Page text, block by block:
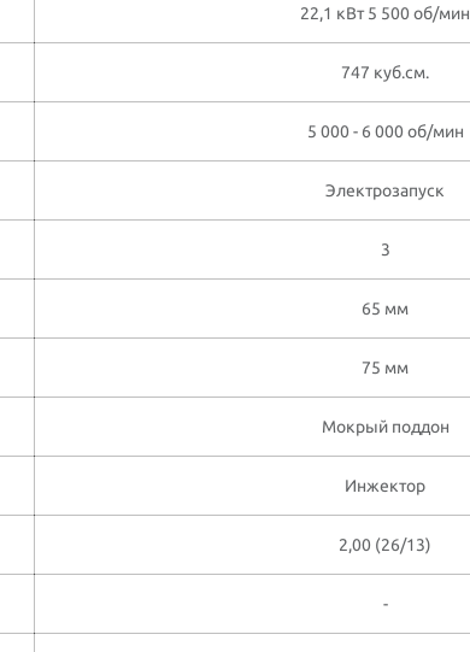
22,1 кВт 5 500 об/мин
747 куб.см.
5 000 - 6 000 об/мин
Электрозапуск
3
65 мм
75 мм
Мокрый поддон
Инжектор
2,00 (26/13)
-